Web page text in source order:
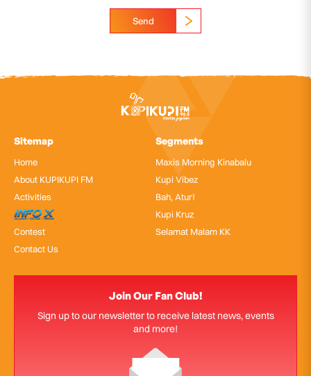
Send
Sitemap
Home
About KUPIKUPI FM
Activities
InfoX
Contest
Contact Us
Segments
Maxis Morning Kinabalu
Kupi Vibez
Bah, Atur!
Kupi Kruz
Selamat Malam KK
Join Our Fan Club!
Sign up to our newsletter to receive latest news, events
and more!